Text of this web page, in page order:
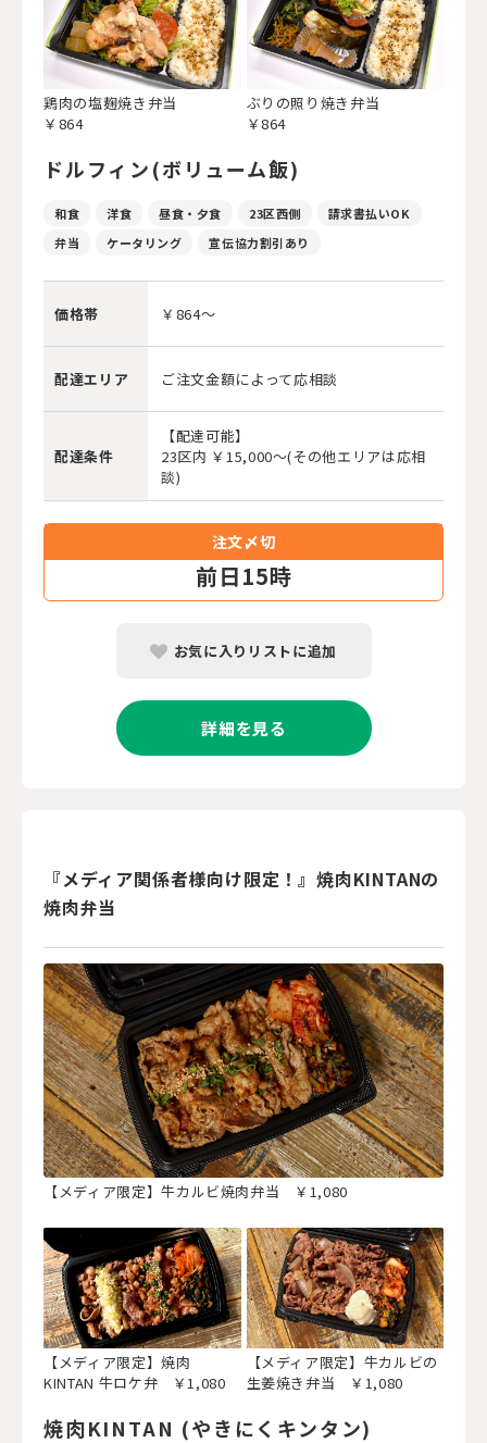
鶏肉の塩麹焼き弁当
￥864
ぶりの照り焼き弁当
￥864
ドルフィン(ボリューム飯)
和食 洋食 昼食・夕食 23区西側
請求書払いOK
弁当
ケータリング 宣伝協力割引あり
価格帯 ￥864～
配達エリア ご注文金額によって応相談
配達条件
【配達可能】
23区内 ￥15,000～(その他エリアは応相
談)
注文〆切
前日15時
お気に入りリストに追加
詳細を見る
『メディア関係者様向け限定！』焼肉KINTANの
焼肉弁当
【メディア限定】牛カルビ焼肉弁当 ￥1,080
【メディア限定】焼肉
KINTAN 牛ロケ弁 ￥1,080
【メディア限定】牛カルビの
生姜焼き弁当 ￥1,080
焼肉KINTAN (やきにくキンタン)